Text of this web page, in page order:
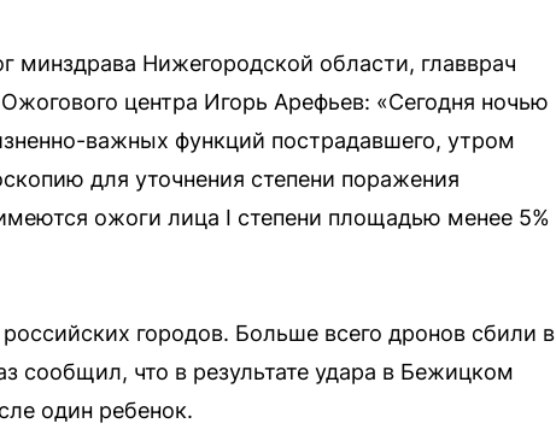
минздрава Нижегородской области, главврач
центра Игорь Арефьев: «Сегодня ночью
важных функций пострадавшего, утром
для уточнения степени поражения
ожоги лица I степени площадью менее 5%
городов. Больше всего дронов сбили в
сообщил, что в результате удара в Бежицком
один ребенок.